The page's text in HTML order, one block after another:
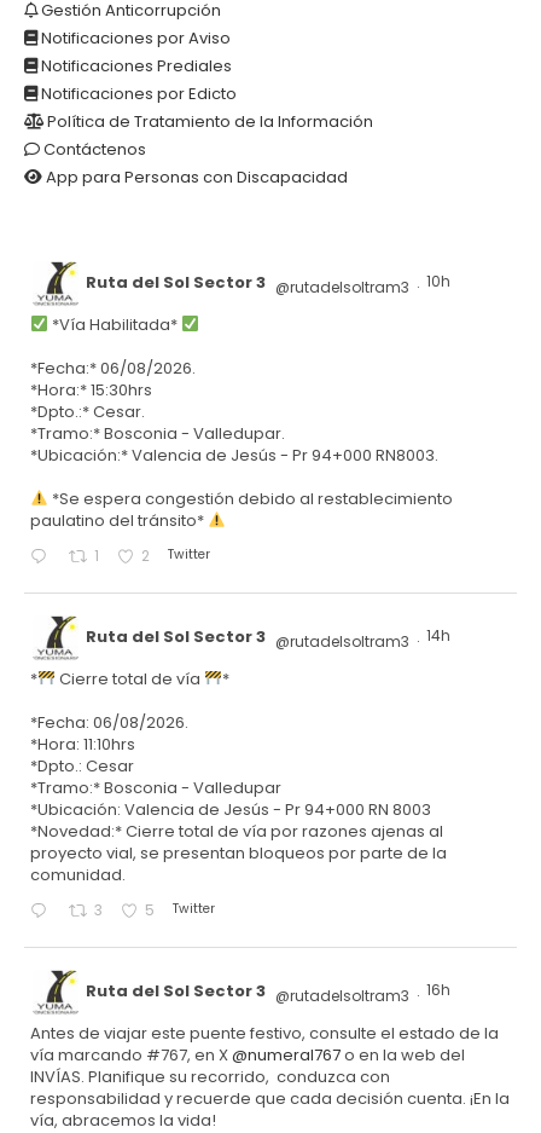
Gestión Anticorrupción
Notificaciones por Aviso
Notificaciones Prediales
Notificaciones por Edicto
Política de Tratamiento de la Información
Contáctenos
App para Personas con Discapacidad
Ruta del Sol Sector 3 @rutadelsoltram3 · 10h
*Vía Habilitada*
*Fecha:* 06/08/2026.
*Hora:* 15:30hrs
*Dpto.:* Cesar.
*Tramo:* Bosconia - Valledupar.
*Ubicación:* Valencia de Jesús - Pr 94+000 RN8003.
*Se espera congestión debido al restablecimiento
paulatino del tránsito*
1 2 Twitter
Ruta del Sol Sector 3 @rutadelsoltram3 · 14h
* Cierre total de vía
*
*Fecha: 06/08/2026.
*Hora: 11:10hrs
*Dpto.: Cesar
*Tramo:* Bosconia - Valledupar
*Ubicación: Valencia de Jesús - Pr 94+000 RN 8003
*Novedad:* Cierre total de vía por razones ajenas al
proyecto vial, se presentan bloqueos por parte de la
comunidad.
3 5 Twitter
Ruta del Sol Sector 3 @rutadelsoltram3 · 16h
Antes de viajar este puente festivo, consulte el estado de la
vía marcando #767, en X@numeral767o en la web del
INVÍAS. Planifique su recorrido, conduzca con
responsabilidad y recuerde que cada decisión cuenta. ¡En la
vía, abracemos la vida!